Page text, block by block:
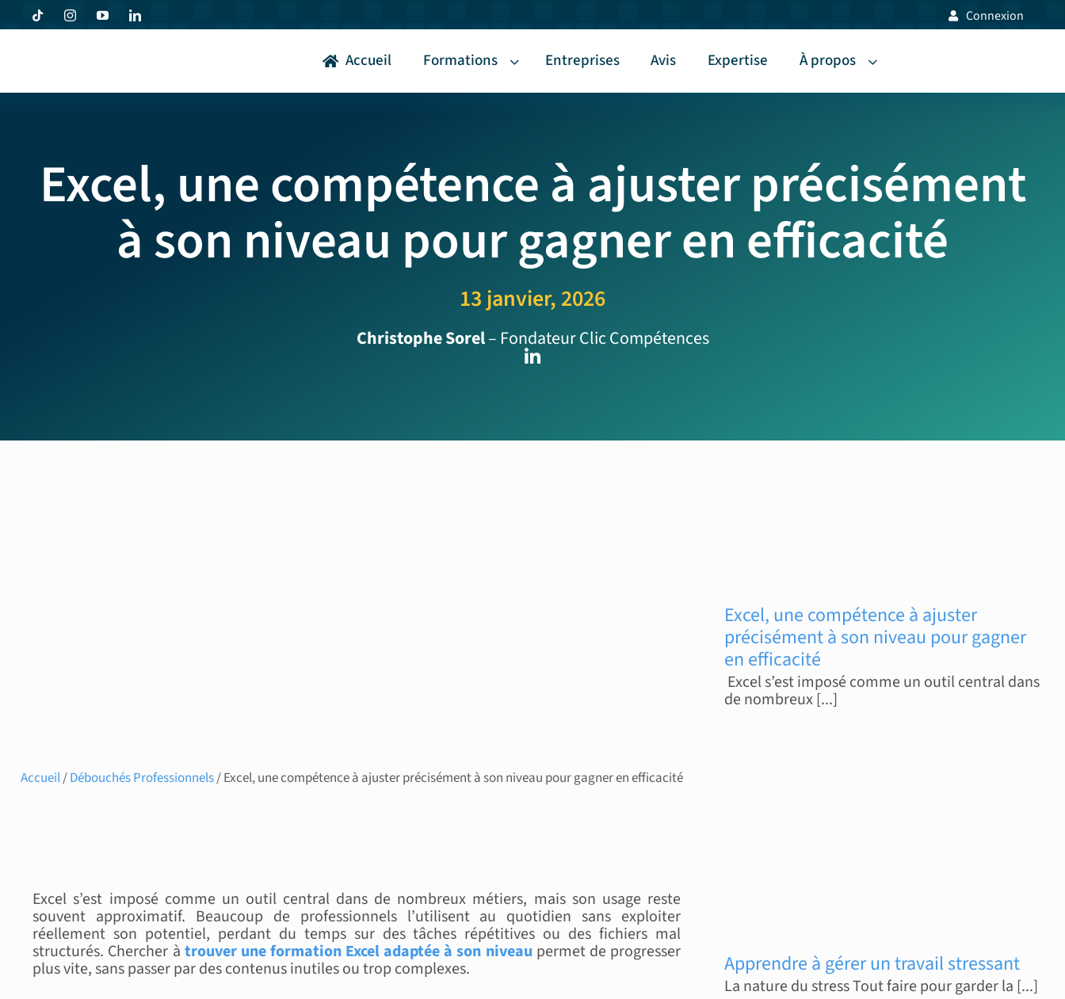
Passer
au Connexion
Accueil Formations Entreprises Avis Expertise À propos
Excel, une compétence à ajuster précisément
à son niveau pour gagner en efficacité
13 janvier, 2026
Christophe Sorel– Fondateur Clic Compétences
Accueil/Débouchés Professionnels/ Excel, une compétence à ajuster précisément à son niveau pour gagner en efficacité
Excel s’est imposé comme un outil central dans de nombreux métiers, mais son usage reste
souvent approximatif. Beaucoup de professionnels l’utilisent au quotidien sans exploiter
réellement son potentiel, perdant du temps sur des tâches répétitives ou des fichiers mal
structurés. Chercher à trouver une formation Excel adaptée à son niveau permet de progresser
plus vite, sans passer par des contenus inutiles ou trop complexes.
Excel, une compétence à ajuster
précisément à son niveau pour gagner
en efficacité
Excel s’est imposé comme un outil central dans
de nombreux [...]
Apprendre à gérer un travail stressant
La nature du stress Tout faire pour garder la [...]